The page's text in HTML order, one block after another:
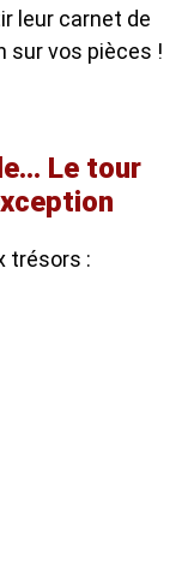
leur carnet de
sur vos pièces !
Le tour
trésors :